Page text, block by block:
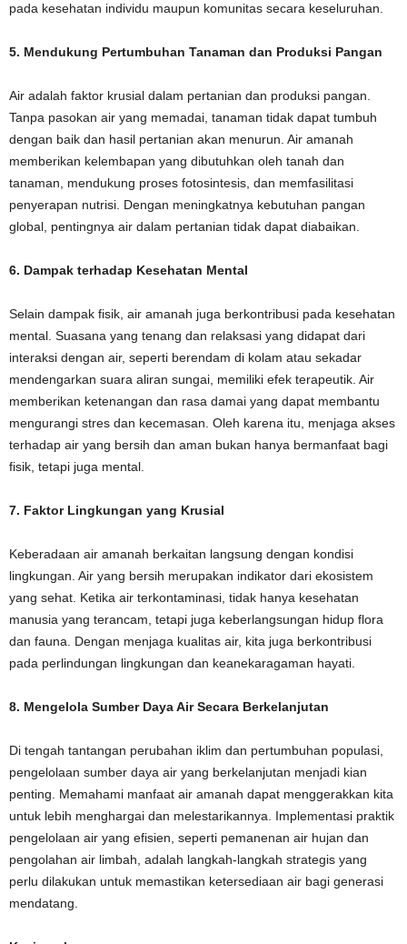
pada kesehatan individu maupun komunitas secara keseluruhan.
5. Mendukung Pertumbuhan Tanaman dan Produksi Pangan
Air adalah faktor krusial dalam pertanian dan produksi pangan.
Tanpa pasokan air yang memadai, tanaman tidak dapat tumbuh
dengan baik dan hasil pertanian akan menurun. Air amanah
memberikan kelembapan yang dibutuhkan oleh tanah dan
tanaman, mendukung proses fotosintesis, dan memfasilitasi
penyerapan nutrisi. Dengan meningkatnya kebutuhan pangan
global, pentingnya air dalam pertanian tidak dapat diabaikan.
6. Dampak terhadap Kesehatan Mental
Selain dampak fisik, air amanah juga berkontribusi pada kesehatan
mental. Suasana yang tenang dan relaksasi yang didapat dari
interaksi dengan air, seperti berendam di kolam atau sekadar
mendengarkan suara aliran sungai, memiliki efek terapeutik. Air
memberikan ketenangan dan rasa damai yang dapat membantu
mengurangi stres dan kecemasan. Oleh karena itu, menjaga akses
terhadap air yang bersih dan aman bukan hanya bermanfaat bagi
fisik, tetapi juga mental.
7. Faktor Lingkungan yang Krusial
Keberadaan air amanah berkaitan langsung dengan kondisi
lingkungan. Air yang bersih merupakan indikator dari ekosistem
yang sehat. Ketika air terkontaminasi, tidak hanya kesehatan
manusia yang terancam, tetapi juga keberlangsungan hidup flora
dan fauna. Dengan menjaga kualitas air, kita juga berkontribusi
pada perlindungan lingkungan dan keanekaragaman hayati.
8. Mengelola Sumber Daya Air Secara Berkelanjutan
Di tengah tantangan perubahan iklim dan pertumbuhan populasi,
pengelolaan sumber daya air yang berkelanjutan menjadi kian
penting. Memahami manfaat air amanah dapat menggerakkan kita
untuk lebih menghargai dan melestarikannya. Implementasi praktik
pengelolaan air yang efisien, seperti pemanenan air hujan dan
pengolahan air limbah, adalah langkah-langkah strategis yang
perlu dilakukan untuk memastikan ketersediaan air bagi generasi
mendatang.